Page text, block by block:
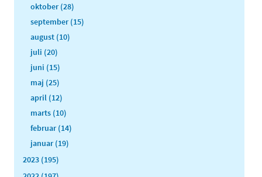
oktober (28)
september (15)
august (10)
juli (20)
juni (15)
maj (25)
april (12)
marts (10)
februar (14)
januar (19)
2023 (195)